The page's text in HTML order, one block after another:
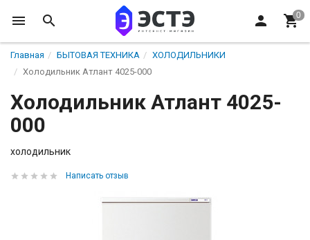
Главная БЫТОВАЯ ТЕХНИКА
ХОЛОДИЛЬНИКИ
Холодильник Атлант 4025-000
Холодильник Атлант 4025-
000
холодильник
Написать отзыв